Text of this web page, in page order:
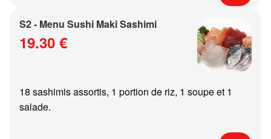
S2 - Menu Sushi Maki Sashimi
19.30 €
18 sashimis assortis, 1 portion de riz, 1 soupe et 1
salade.